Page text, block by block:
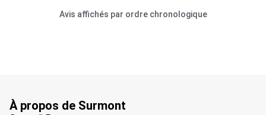
Avis affichés par ordre chronologique
À propos de Surmont